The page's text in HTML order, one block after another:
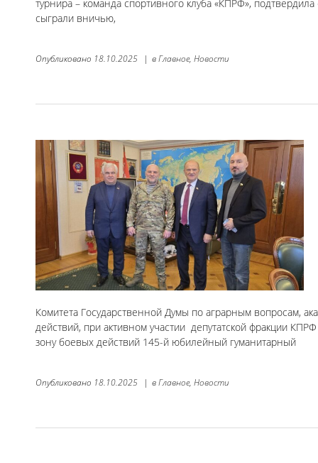
турнира – команда спортивного клуба «КПРФ»,
сыграли вничью,
Опубликовано 18.10.2025 | вГлавное, Новости
Комитета Государственной Думы по аграрным вопросам,
действий, при активном участии депутатской фракции
зону боевых действий 145-й юбилейный гуманитарный
Опубликовано 18.10.2025 | вГлавное, Новости